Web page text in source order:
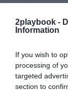
2playbook -
Information
If you wish to
processing of
targeted
section to
¿Quieres
que
a expertos en
creación de
suscribirte al